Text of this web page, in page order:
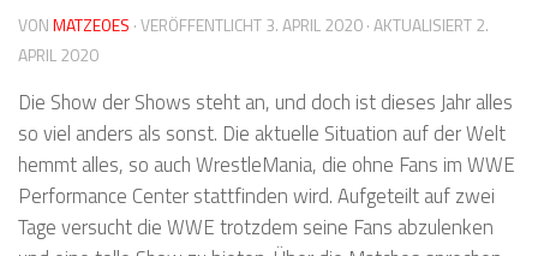
VONMATZEOES · VERÖFFENTLICHT3. APRIL 2020· AKTUALISIERT2.
APRIL 2020
Die Show der Shows steht an, und doch ist dieses Jahr alles
so viel anders als sonst. Die aktuelle Situation auf der Welt
hemmt alles, so auch WrestleMania, die ohne Fans im WWE
Performance Center stattfinden wird. Aufgeteilt auf zwei
Tage versucht die WWE trotzdem seine Fans abzulenken